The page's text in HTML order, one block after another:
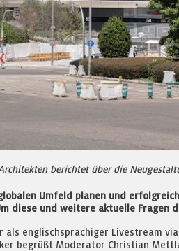
berichtet über die
Umfeld planen und
diese und weitere aktuelle
als englischsprachiger Livestream
begrüßt Moderator Christian